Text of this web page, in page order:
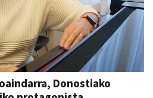
Donostiako